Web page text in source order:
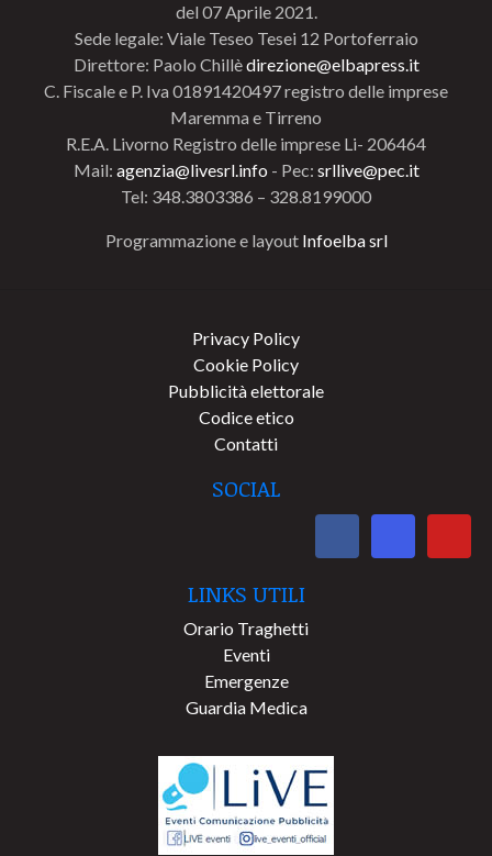
del 07 Aprile 2021.
Sede legale: Viale Teseo Tesei 12 Portoferraio
Direttore: Paolo Chillèdirezione@elbapress.it
C. Fiscale e P. Iva 01891420497 registro delle imprese
Maremma e Tirreno
R.E.A. Livorno Registro delle imprese Li- 206464
Mail: agenzia@livesrl.info - Pec: srllive@pec.it
Tel: 348.3803386 – 328.8199000
Programmazione e layout Infoelba srl
Privacy Policy
Cookie Policy
Pubblicità elettorale
Codice etico
Contatti
SOCIAL
LINKS UTILI
Orario Traghetti
Eventi
Emergenze
Guardia Medica